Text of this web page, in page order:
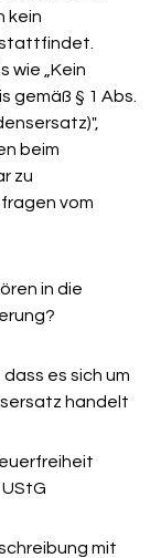
kein
wie „Kein
gemäß § 1 Abs.
beim
zu
vom
in die
es sich um
handelt
mit